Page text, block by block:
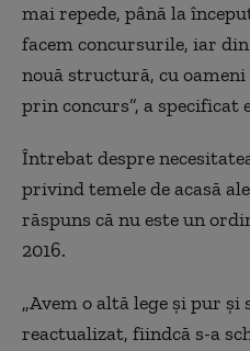
mai repede, până la
facem concursurile, iar
nouă structură, cu
prin concurs”, a specificat
Întrebat despre
privind temele de acasă
răspuns că nu este un
2016.
„Avem o altă lege şi pur
reactualizat, fiindcă s-a